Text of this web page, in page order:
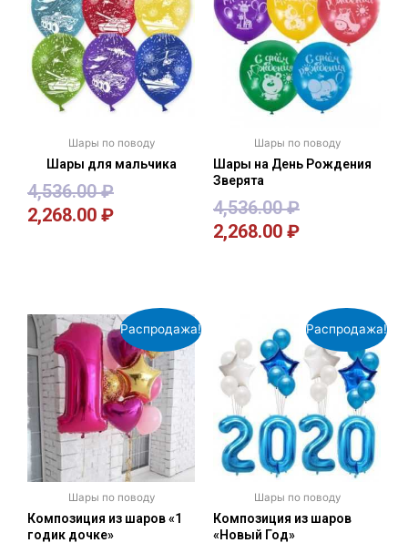
Шары по поводу
Шары для мальчика
4,536.00₽
2,268.00 ₽
Шары по поводу
Шары на День Рождения
Зверята
4,536.00₽
2,268.00 ₽
Распродажа!
Шары по поводу
Композиция из шаров «1
годик дочке»
Распродажа!
Шары по поводу
Композиция из шаров
«Новый Год»